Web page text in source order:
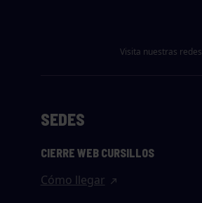
Visita nuestras redes
SEDES
CIERRE WEB CURSILLOS
Cómo llegar